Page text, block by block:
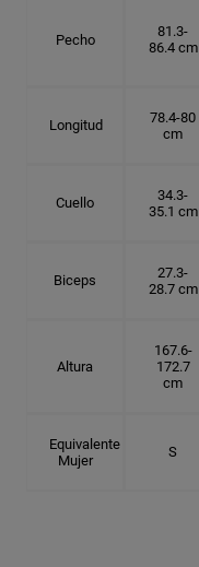
Pecho
81.3-
86.4 cm
Longitud
78.4-80
cm
Cuello
34.3-
35.1 cm
Biceps
27.3-
28.7 cm
Altura
167.6-
172.7
cm
Equivalente
Mujer
S